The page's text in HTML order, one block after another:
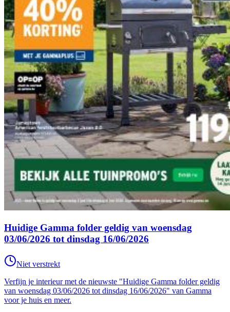
Huidige Gamma folder geldig van woensdag
03/06/2026 tot dinsdag 16/06/2026
Niet verstrekt
Verfijn je interieur met de nieuwste "Huidige Gamma folder geldig
van woensdag 03/06/2026 tot dinsdag 16/06/2026" van Gamma
voor je huis en meer.